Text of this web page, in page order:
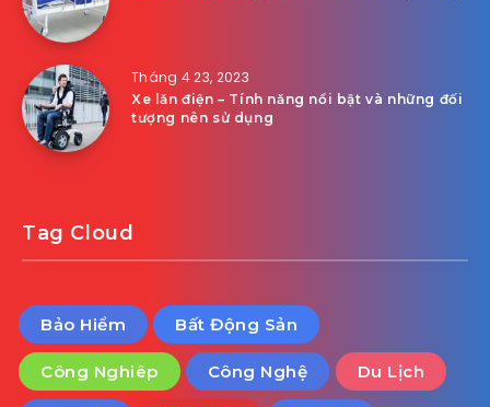
Tháng 4 23, 2023
Xe lăn điện – Tính năng nổi bật và những đối
tượng nên sử dụng
Tag Cloud
Bảo Hiểm Bất Động Sản
Công Nghiêp Công Nghệ Du Lịch